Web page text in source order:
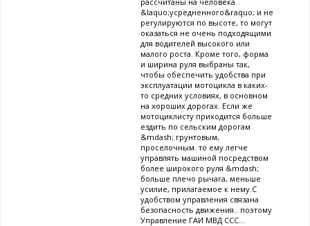
&laquo;усредненного&raquo; и не
регулируются по высоте, то могут
оказаться не очень подходящими
для водителей высокого или
малого роста. Кроме того, форма
и ширина руля выбраны так,
чтобы обеспечить удобства при
эксплуатации мотоцикла в каких-
то средних условиях, в основном
на хороших дорогах. Если же
мотоциклисту приходится больше
ездить по сельским дорогам
&mdash; грунтовым,
проселочным. то ему легче
управлять машиной посредством
более широкого руля &mdash;
больше плечо рычага, меньше
усилие, прилагаемое к нему.С
удобством управления связана
безопасность движения.. поэтому
Управление ГАИ МВД ССС...